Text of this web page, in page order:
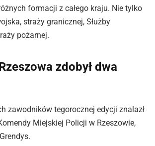
formacji z całego kraju. Nie tylko
straży granicznej, Służby
pożarnej.
zdobył dwa
zawodników tegorocznej edycji znalazł
Miejskiej Policji w Rzeszowie,